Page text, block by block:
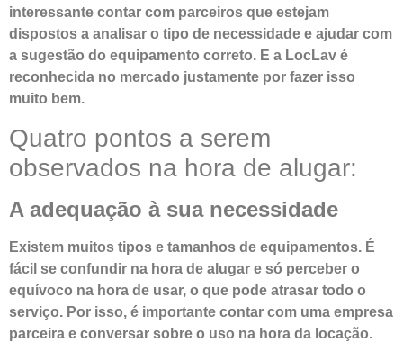
interessante contar com parceiros que estejam
dispostos a analisar o tipo de necessidade e ajudar com
a sugestão do equipamento correto. E a LocLav é
reconhecida no mercado justamente por fazer isso
muito bem.
Quatro pontos a serem
observados na hora de alugar:
A adequação à sua necessidade
Existem muitos tipos e tamanhos de equipamentos. É
fácil se confundir na hora de alugar e só perceber o
equívoco na hora de usar, o que pode atrasar todo o
serviço. Por isso, é importante contar com uma empresa
parceira e conversar sobre o uso na hora da locação.